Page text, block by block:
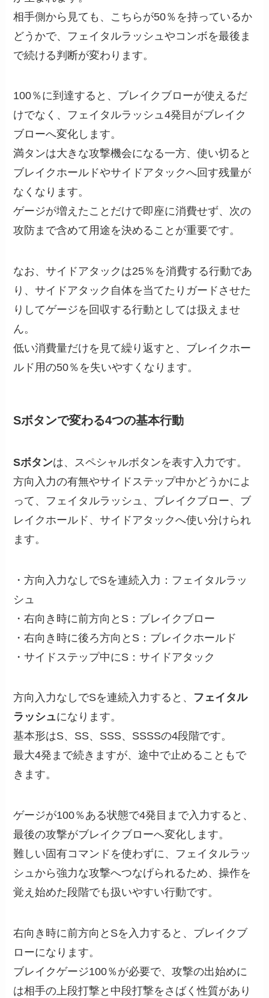
相手側から見ても、こちらが50％を持っているか
どうかで、フェイタルラッシュやコンボを最後ま
で続ける判断が変わります。
100％に到達すると、ブレイクブローが使えるだ
けでなく、フェイタルラッシュ4発目がブレイク
ブローへ変化します。
満タンは大きな攻撃機会になる一方、使い切ると
ブレイクホールドやサイドアタックへ回す残量が
なくなります。
ゲージが増えたことだけで即座に消費せず、次の
攻防まで含めて用途を決めることが重要です。
なお、サイドアタックは25％を消費する行動であ
り、サイドアタック自体を当てたりガードさせた
りしてゲージを回収する行動としては扱えませ
ん。
低い消費量だけを見て繰り返すと、ブレイクホー
ルド用の50％を失いやすくなります。
Sボタンで変わる4つの基本行動
Sボタンは、スペシャルボタンを表す入力です。
方向入力の有無やサイドステップ中かどうかによ
って、フェイタルラッシュ、ブレイクブロー、ブ
レイクホールド、サイドアタックへ使い分けられ
ます。
・方向入力なしでSを連続入力：フェイタルラッ
シュ
・右向き時に前方向とS：ブレイクブロー
・右向き時に後ろ方向とS：ブレイクホールド
・サイドステップ中にS：サイドアタック
方向入力なしでSを連続入力すると、 フェイタル
ラッシュになります。
基本形はS、SS、SSS、SSSSの4段階です。
最大4発まで続きますが、途中で止めることもで
きます。
ゲージが100％ある状態で4発目まで入力すると、
最後の攻撃がブレイクブローへ変化します。
難しい固有コマンドを使わずに、フェイタルラッ
シュから強力な攻撃へつなげられるため、操作を
覚え始めた段階でも扱いやすい行動です。
右向き時に前方向とSを入力すると、ブレイクブ
ローになります。
ブレイクゲージ100％が必要で、攻撃の出始めに
は相手の上段打撃と中段打撃をさばく性質があり